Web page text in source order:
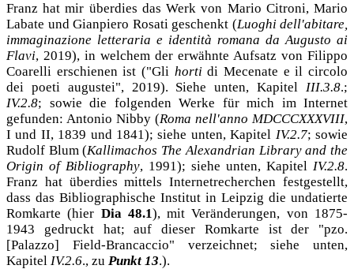
Franz hat mir überdies das Werk von Mario Citroni, Mario
Labate und Gianpiero Rosati geschenkt (Luoghi dell'abitare,
immaginazione letteraria e identità romana da Augusto ai
Flavi, 2019), in welchem der erwähnte Aufsatz von Filippo
Coarelli erschienen ist ("Gli horti di Mecenate e il circolo
dei poeti augustei", 2019). Siehe unten, Kapitel III.3.8.;
IV.2.8; sowie die folgenden Werke für mich im Internet
gefunden: Antonio Nibby (Roma nell'anno MDCCCXXXVIII,
I und II, 1839 und 1841); siehe unten, Kapitel IV.2.7; sowie
Rudolf Blum (Kallimachos The Alexandrian Library and the
Origin of Bibliography, 1991); siehe unten, Kapitel IV.2.8.
Franz hat überdies mittels Internetrecherchen festgestellt,
dass das Bibliographische Institut in Leipzig die undatierte
Romkarte (hier Dia 48.1), mit Veränderungen, von 1875-
1943 gedruckt hat; auf dieser Romkarte ist der "pzo.
[Palazzo] Field-Brancaccio" verzeichnet; siehe unten,
Kapitel IV.2.6., zu Punkt 13.).